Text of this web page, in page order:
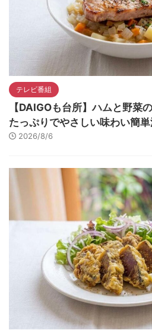
テレビ番組
【DAIGOも台所】ハムと野菜
たっぷりでやさしい味わい簡
2026/8/6